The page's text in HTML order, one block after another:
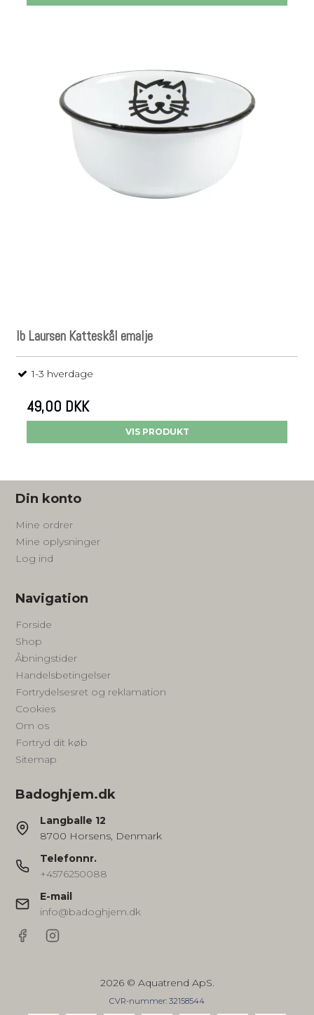
Ib Laursen Katteskål emalje
1-3 hverdage
49,00 DKK
VIS PRODUKT
Din konto
Mine ordrer
Mine oplysninger
Log ind
Navigation
Forside
Shop
Åbningstider
Handelsbetingelser
Fortrydelsesret og reklamation
Cookies
Om os
Fortryd dit køb
Sitemap
Badoghjem.dk
Langballe 12
8700 Horsens, Denmark
Telefonnr.
+4576250088
E-mail
info@badoghjem.dk
2026 © Aquatrend ApS.
CVR-nummer: 32158544